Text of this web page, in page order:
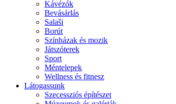
Kávézók
Bevásárlás
Salaši
Borút
Színházak és mozik
Játszóterek
Sport
Méntelepek
Wellness és fitnesz
Látogassunk
Szecessziós építészet